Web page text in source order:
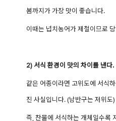
봄까지가 가장 맛이 좋습니다.
이때는 넙치농어가 제철이므로
2) 서식 환경이 맛의 차이를 낸다.
같은 어종이라면 고위도에 서식
진 사실입니다. (남반구는 저위도)
즉, 찬물에 서식하는 개체일수록